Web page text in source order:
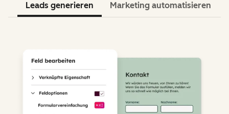
Leads generieren Marketing automatisieren